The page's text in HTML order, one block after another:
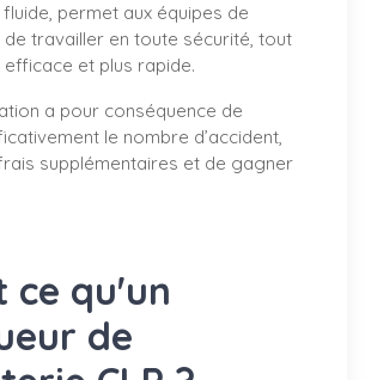
permet aux équipes de
de travailler en toute sécurité, tout
efficace et plus rapide.
a pour conséquence de
le nombre d’accident,
supplémentaires et de gagner
ce qu'un
de